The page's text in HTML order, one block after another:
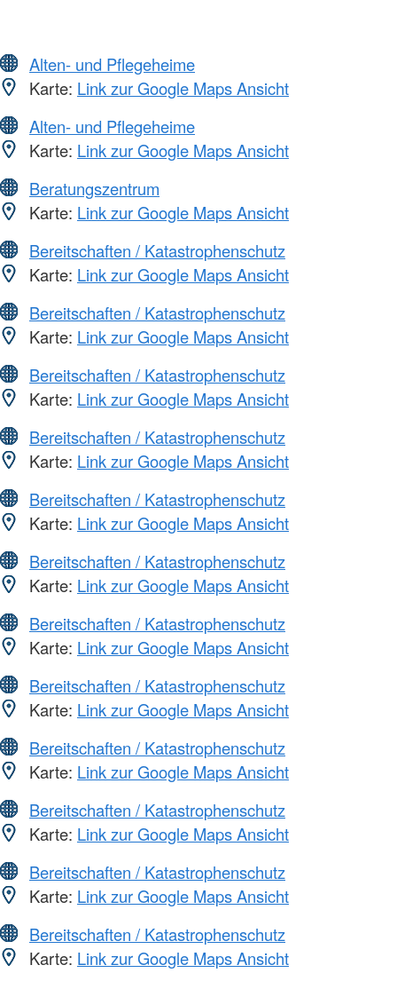
Alten- und Pflegeheime
Karte: Link zur Google Maps Ansicht
Alten- und Pflegeheime
Karte: Link zur Google Maps Ansicht
Beratungszentrum
Karte: Link zur Google Maps Ansicht
Bereitschaften / Katastrophenschutz
Karte: Link zur Google Maps Ansicht
Bereitschaften / Katastrophenschutz
Karte: Link zur Google Maps Ansicht
Bereitschaften / Katastrophenschutz
Karte: Link zur Google Maps Ansicht
Bereitschaften / Katastrophenschutz
Karte: Link zur Google Maps Ansicht
Bereitschaften / Katastrophenschutz
Karte: Link zur Google Maps Ansicht
Bereitschaften / Katastrophenschutz
Karte: Link zur Google Maps Ansicht
Bereitschaften / Katastrophenschutz
Karte: Link zur Google Maps Ansicht
Bereitschaften / Katastrophenschutz
Karte: Link zur Google Maps Ansicht
Bereitschaften / Katastrophenschutz
Karte: Link zur Google Maps Ansicht
Bereitschaften / Katastrophenschutz
Karte: Link zur Google Maps Ansicht
Bereitschaften / Katastrophenschutz
Karte: Link zur Google Maps Ansicht
Bereitschaften / Katastrophenschutz
Karte: Link zur Google Maps Ansicht